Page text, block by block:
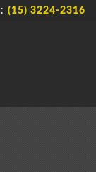
(15) 3224-2316